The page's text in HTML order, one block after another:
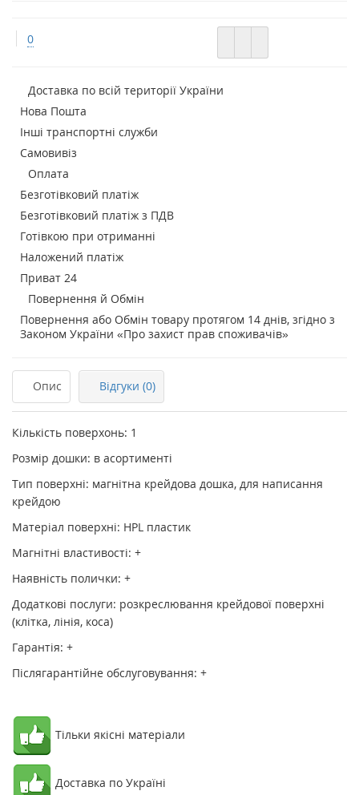
0
Доставка по всій території України
Нова Пошта
Інші транспортні служби
Самовивіз
Оплата
Безготівковий платіж
Безготівковий платіж з ПДВ
Готівкою при отриманні
Наложений платіж
Приват 24
Повернення й Обмін
Повернення або Обмін товару протягом 14 днів, згідно з
Законом України «Про захист прав споживачів»
Опис Відгуки (0)
Кількість поверхонь: 1
Розмір дошки: в асортименті
Тип поверхні: магнітна крейдова дошка, для написання
крейдою
Матеріал поверхні: HPL пластик
Магнітні властивості: +
Наявність полички: +
Додаткові послуги: розкреслювання крейдової поверхні
(клітка, лінія, коса)
Гарантія: +
Післягарантійне обслуговування: +
Тільки якісні матеріали
Доставка по Україні